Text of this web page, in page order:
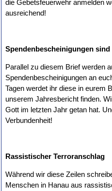
die Gebetsfeuerwehr anmelden
ausreichend!
Spendenbescheinigungen
Parallel zu diesem Brief werden
Spendenbescheinigungen an
Tagen werdet ihr diese in eurem
unserem Jahresbericht finden.
Gott im letzten Jahr getan hat.
Verbundenheit!
Rassistischer Terroranschlag
Während wir diese Zeilen
Menschen in Hanau aus